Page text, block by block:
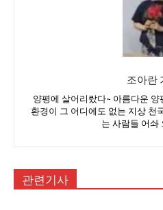
조아란
양평에 살어리랐다~ 아름다운
환경이 그 어디에도 없는 지상 천
는 사람들 어솨
관련기사